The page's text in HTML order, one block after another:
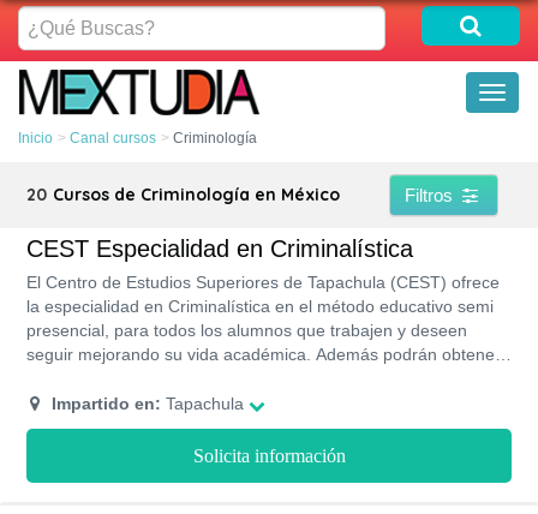
¿Qué
Buscas?
Inicio Canal cursos Criminología
20 Cursos de Criminología en México Filtros
CEST Especialidad en Criminalística
El Centro de Estudios Superiores de Tapachula (CEST) ofrece
la especialidad en Criminalística en el método educativo semi
presencial, para todos los alumnos que trabajen y deseen
seguir mejorando su vida académica. Además podrán obtener
Impartido en: Tapachula
Solicita información